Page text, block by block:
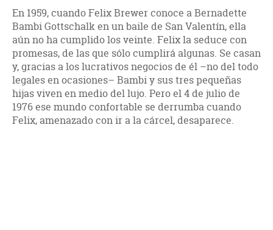
En 1959, cuando Felix Brewer conoce a Bernadette
Bambi Gottschalk en un baile de San Valentín, ella
aún no ha cumplido los veinte. Felix la seduce con
promesas, de las que sólo cumplirá algunas. Se casan
y, gracias a los lucrativos negocios de él –no del todo
legales en ocasiones– Bambi y sus tres pequeñas
hijas viven en medio del lujo. Pero el 4 de julio de
1976 ese mundo confortable se derrumba cuando
Felix, amenazado con ir a la cárcel, desaparece.